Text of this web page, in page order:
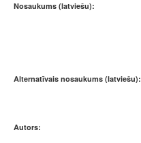
Nosaukums (latviešu):
Alternatīvais nosaukums (latviešu):
Autors: